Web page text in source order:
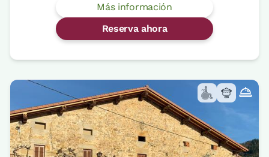
Más información
Reserva ahora